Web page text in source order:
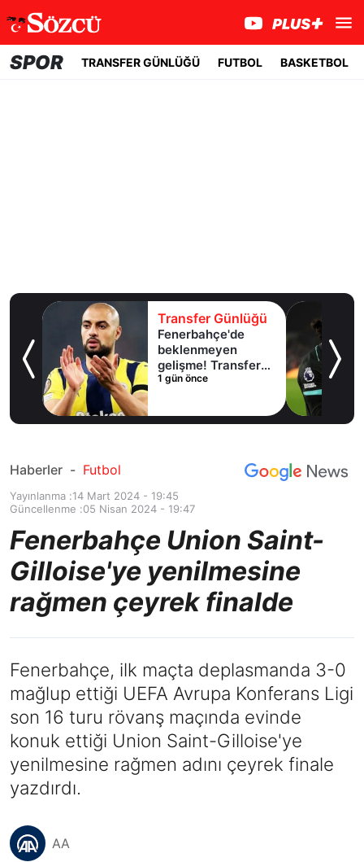
SPOR TRANSFER GÜNLÜĞÜ FUTBOL BASKETBOL
Transfer Günlüğü
Fenerbahçe'de
beklenmeyen
gelişme! Transfer
iptal oldu
1 gün önce
Haberler - Futbol
Yayınlanma :14 Mart 2024 - 19:45
Güncellenme :05 Nisan 2024 - 19:47
Fenerbahçe Union Saint-
Gilloise'ye yenilmesine
rağmen çeyrek finalde
Fenerbahçe, ilk maçta deplasmanda 3-0
mağlup ettiği UEFA Avrupa Konferans Ligi
son 16 turu rövanş maçında evinde
konuk ettiği Union Saint-Gilloise'ye
yenilmesine rağmen adını çeyrek finale
yazdırdı.
AA